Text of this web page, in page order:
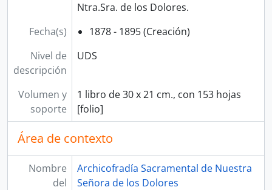
Ntra.Sra. de los Dolores.
Fecha(s)
1878 - 1895 (Creación)
Nivel de
descripción
UDS
Volumen y
soporte
1 libro de 30 x 21 cm., con 153 hojas
[folio]
Área de contexto
Nombre
del
Archicofradía Sacramental de Nuestra
Señora de los Dolores